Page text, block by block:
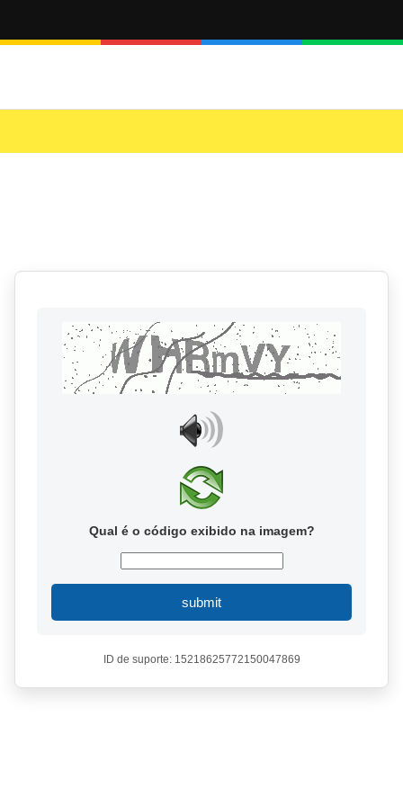
Qual é o código exibido na imagem?
submit
ID de suporte: 15218625772150047869